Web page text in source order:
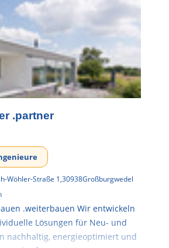
.partner
Wöhler-Straße 1,30938Großburgwedel
.weiterbauen Wir entwickeln
Lösungen für Neu- und
nachhaltig, energieoptimiert und